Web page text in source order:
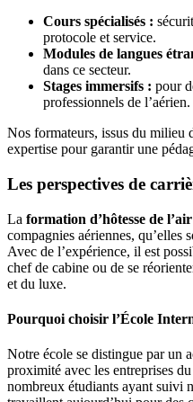
Cours spécialisés :
protocole et service.
Modules de langues
dans ce secteur.
Stages immersifs : pour
professionnels de l’aérien.
Nos formateurs, issus du milieu
expertise pour garantir une
Les perspectives de
La formation d’hôtesse de l’air
compagnies aériennes, qu’elles
Avec de l’expérience, il est
chef de cabine ou de se
et du luxe.
Pourquoi choisir l’École
Notre école se distingue par un
proximité avec les entreprises
nombreux étudiants ayant suivi